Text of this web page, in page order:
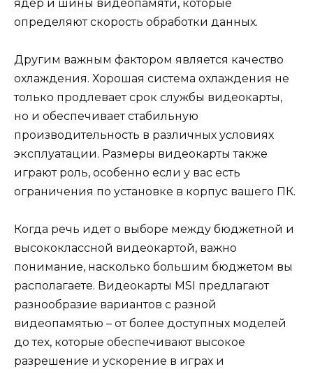
ядер и шины видеопамяти, которые
определяют скорость обработки данных.
Другим важным фактором является качество
охлаждения. Хорошая система охлаждения не
только продлевает срок службы видеокарты,
но и обеспечивает стабильную
производительность в различных условиях
эксплуатации. Размеры видеокарты также
играют роль, особенно если у вас есть
ограничения по установке в корпус вашего ПК.
Когда речь идет о выборе между бюджетной и
высококлассной видеокартой, важно
понимание, насколько большим бюджетом вы
располагаете. Видеокарты MSI предлагают
разнообразие вариантов с разной
видеопамятью – от более доступных моделей
до тех, которые обеспечивают высокое
разрешение и ускорение в играх и